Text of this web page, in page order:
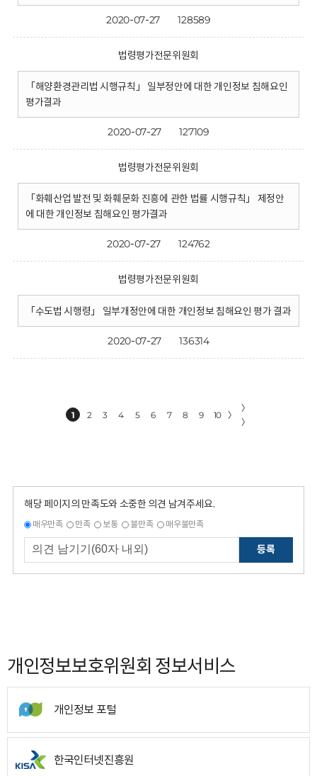
2020-07-27 128589
법령평가전문위원회
「해양환경관리법 시행규칙」 일부정안에 대한 개인정보 침해요인
평가결과
2020-07-27 127109
법령평가전문위원회
「화훼산업 발전 및 화훼문화 진흥에 관한 법률 시행규칙」 제정안
에 대한 개인정보 침해요인 평가결과
2020-07-27 124762
법령평가전문위원회
「수도법 시행령」 일부개정안에 대한 개인정보 침해요인 평가 결과
2020-07-27 136314
1 2 3 4 5 6 7 8 9 10 〉
〉
〉
해당 페이지의 만족도와 소중한 의견 남겨주세요.
매우만족 만족 보통 불만족 매우불만족
등록
개인정보보호위원회 정보서비스
개인정보 포털
한국인터넷진흥원